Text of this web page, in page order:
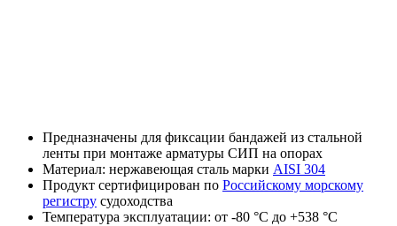
Предназначены для фиксации бандажей из стальной
ленты при монтаже арматуры СИП на опорах
Материал: нержавеющая сталь марки AISI 304
Продукт сертифицирован по Российскому морскому
регистру судоходства
Температура эксплуатации: от -80 °С до +538 °С